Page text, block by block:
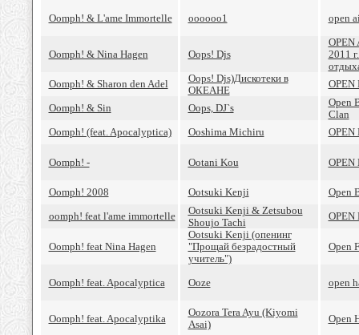
Oomph! & L'ame Immortelle oooooo1 open
Oomph! & Nina Hagen Oops! Djs
OPEN
2011
Oomph! & Sharon den Adel
Oops! Djs)Дискотеки в
ОКЕАНЕ
OPEN
Oomph! & Sin
Oops, DJ`s
Open
Clan
Oomph! (feat. Apocalyptica)
Ooshima Michiru OPEN
Oomph! - Ootani Kou OPEN
Oomph! 2008 Ootsuki Kenji
Open
oomph! feat l'ame immortelle
Ootsuki Kenji & Zetsubou
Shoujo Tachi
OPEN
Oomph! feat Nina Hagen
Ootsuki Kenji (опенинг
"Прощай безрадостный
учитель")
Open
Oomph! feat. Apocalyptica Ooze open
Oomph! feat. Apocalyptika
Oozora Tera Ayu (Kiyomi
Asai)
Open